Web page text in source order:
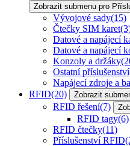
Zobrazit submenu pro
Vývojové sady(15)
Čtečky SIM karet
Datové a napájecí
Datové a napájecí
Konzoly a držáky
Ostatní příslušenství
Napájecí zdroje a
RFID(20) Zobrazit
RFID řešení(7)
RFID tagy(6)
RFID čtečky(11)
Příslušenství RFID